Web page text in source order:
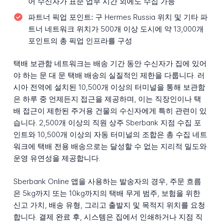
파트너 픽업 포인트: 구 Hermes Russia 위치 및 기타 파
트너 네트워크 위치가 500개 이상 도시에 약 13,000개
포인트의 총 픽업 인프라를 구성
택배 보관함 네트워크는 배송 기간 동안 수신자가 집에 있어
야 하는 문 대 문 택배 배송의 실질적인 제한을 다룹니다. 러
시아 전역에 설치된 10,500개 이상의 터미널을 통해 보관함
은 하루 중 언제든지 접근을 제공하며, 이는 직장인이나 택
배 접근이 제한된 주거용 건물의 수신자에게 특히 관련이 있
습니다. 2,500개 이상의 직원 상주 Sberbank 지점 수집 포
인트와 10,500개 이상의 자동 터미널의 조합은 총 수집 네트
워크에 택배 전용 배송으로는 달성할 수 없는 지리적 밀도와
운영 유연성을 제공합니다.
Sberbank Online 앱을 사용하는 발송자의 경우, 주문 흐름
은 5kg까지 또는 10kg까지의 택배 무게 범주, 보험을 위한
신고 가치, 배송 유형, 그리고 출발지 및 목적지 위치를 요청
합니다. 결제 완료 후, 시스템은 집에서 인쇄하거나 지점 직